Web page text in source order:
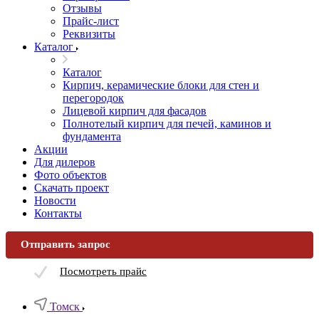
Отзывы
Прайс-лист
Реквизиты
Каталог
Каталог
Кирпич, керамические блоки для стен и
перегородок
Лицевой кирпич для фасадов
Полнотелый кирпич для печей, каминов и
фундамента
Акции
Для дилеров
Фото объектов
Скачать проект
Новости
Контакты
Отправить запрос
Посмотреть прайс
Томск